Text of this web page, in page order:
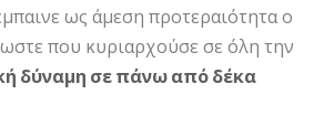
ως άμεση προτεραιότητα ο
που κυριαρχούσε σε όλη την
δύναμη σε πάνω από δέκα